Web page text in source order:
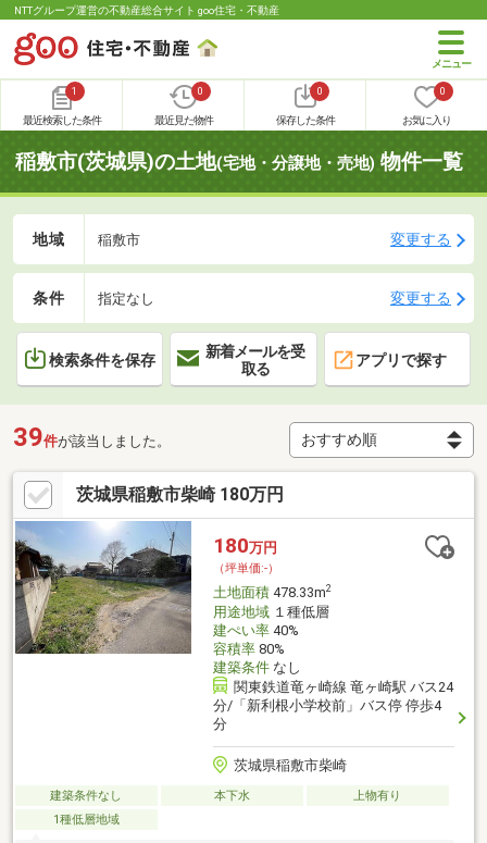
NTTグループ運営の不動産総合サイト goo住宅・不動産
1
最近検索した条件
0
最近見た物件
0
保存した条件
0
お気に入り
稲敷市(茨城県)の土地(宅地・分譲地・売地) 物件一覧
地域 稲敷市 変更する
条件 指定なし 変更する
検索条件を保存
新着メールを受
取る
アプリで探す
39件が該当しました。
茨城県稲敷市柴崎 180万円
180万円
（坪単価:-）
土地面積478.33m2
用途地域１種低層
建ぺい率40%
容積率80%
建築条件なし
関東鉄道竜ヶ崎線 竜ヶ崎駅 バス24
分/「新利根小学校前」バス停 停歩4
分
茨城県稲敷市柴崎
建築条件なし 本下水
上物有り
1種低層地域